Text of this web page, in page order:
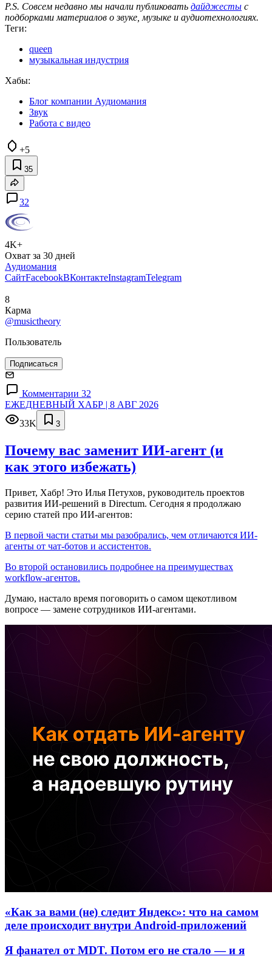
P.S. Совсем недавно мы начали публиковать дайджесты с
подборками материалов о звуке, музыке и аудиотехнологиях.
Теги:
queen
музыкальная индустрия
Хабы:
Блог компании Аудиомания
Звук
Работа с видео
+5
35
32
4K+
Охват за 30 дней
Аудиомания
СайтFacebookВКонтактеInstagramTelegram
8
Карма
@musictheory
Пользователь
Подписаться
Комментарии 32
ЕЖЕДНЕВНЫЙ ХАБР | 8 АВГ 2026
33K
3
Почему вас заменит ИИ‑агент (и
как этого избежать)
Привет, Хабр! Это Илья Петухов, руководитель проектов
развития ИИ-решений в Directum. Сегодня я продолжаю
серию статей про ИИ-агентов:
В первой части статьи мы разобрались, чем отличаются ИИ-
агенты от чат-ботов и ассистентов.
Во второй остановились подробнее на преимуществах
workflow-агентов.
Думаю, настало время поговорить о самом щекотливом
вопросе — замене сотрудников ИИ-агентами.
«Как за вами (не) следит Яндекс»: что на самом
деле происходит внутри Android-приложений
Я фанател от MDT. Потом его не стало — и я